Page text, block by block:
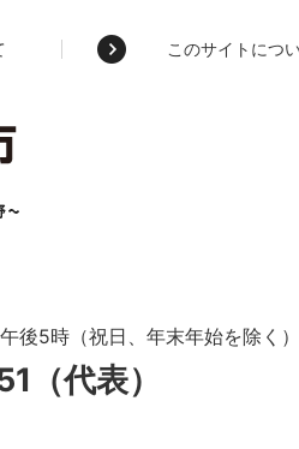
このサイトにつ
後5時（祝日、年末年始を除く）
（代表）